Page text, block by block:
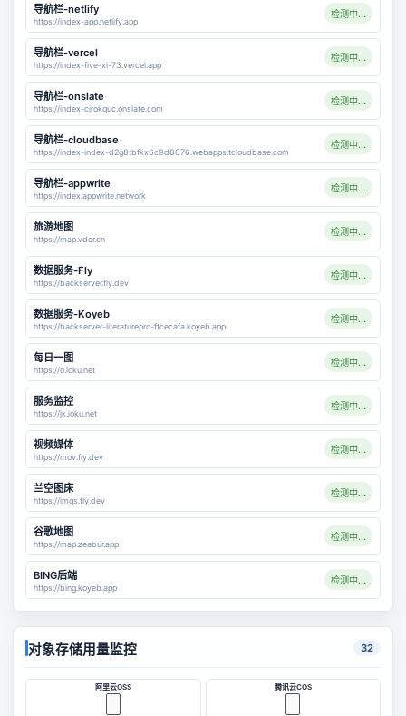
导航栏-netlify
https://index-app.netlify.app
检测中...
导航栏-vercel
https://index-five-xi-73.vercel.app
检测中...
导航栏-onslate
https://index-cjrokquc.onslate.com
检测中...
导航栏-cloudbase
https://index-index-d2g8tbfkx6c9d8676.webapps.tcloudbase.com
检测中...
导航栏-appwrite
https://index.appwrite.network
检测中...
旅游地图
https://map.vder.cn
检测中...
数据服务-Fly
https://backserver.fly.dev
检测中...
数据服务-Koyeb
https://backserver-literaturepro-ffcecafa.koyeb.app
检测中...
每日一图
https://o.ioku.net
检测中...
服务监控
https://jk.ioku.net
检测中...
视频媒体
https://mov.fly.dev
检测中...
兰空图床
https://imgs.fly.dev
检测中...
谷歌地图
https://map.zeabur.app
检测中...
BING后端
https://bing.koyeb.app
检测中...
对象存储用量监控 32
阿里云OSS 腾讯云COS